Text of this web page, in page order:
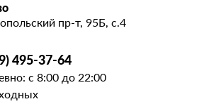
пр-т, 95Б, с.4
495-37-64
с 8:00 до 22:00